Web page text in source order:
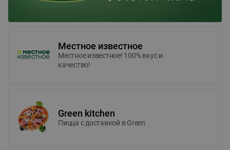
Местное известное
Местное известное! 100% вкус и
качество!
Green kitchen
Пицца c доставкой в Green